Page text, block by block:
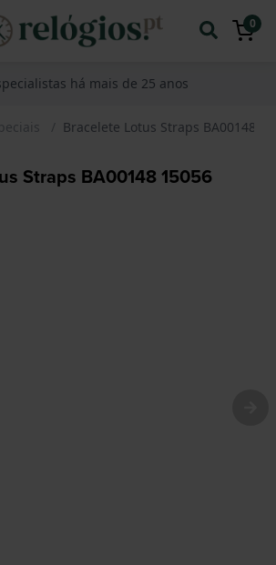
0
há mais de 25 anos
Bracelete Lotus Straps BA00148
Straps BA00148 15056